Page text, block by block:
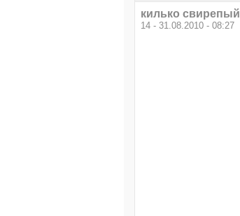
килько свирепый
14 - 31.08.2010 - 08:27